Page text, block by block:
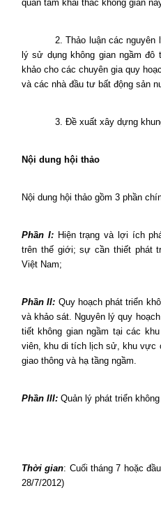
quan tâm khai thác không gian
2. Thảo luận các
lý sử dụng không gian ngầm
khảo cho các chuyên gia quy
và các nhà đầu tư bất động sản
3. Đề xuất xây dựng
Nội dung hội thảo
Nội dung hội thảo gồm 3 phần
Phần I:Hiện trạng và lợi ích
trên thế giới; sự cần thiết phát
Việt Nam;
Phần II: Quy hoạch phát triển
và khảo sát. Nguyên lý quy
tiết không gian ngầm tại các
viên, khu di tích lịch sử, khu vực
giao thông và hạ tầng ngầm.
Phần III: Quản lý phát triển
Thời gian: Cuối tháng 7 hoặc
28/7/2012)